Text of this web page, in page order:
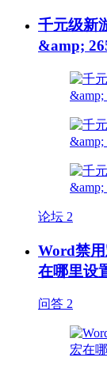
千元级新
&amp;
论坛 2
Word禁
在哪里设
问答 2